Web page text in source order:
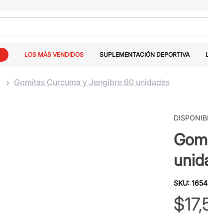
LOS MÁS VENDIDOS SUPLEMENTACIÓN DEPORTIVA
Gomitas Curcuma y Jengibre 60 unidades
SKU:
$17,